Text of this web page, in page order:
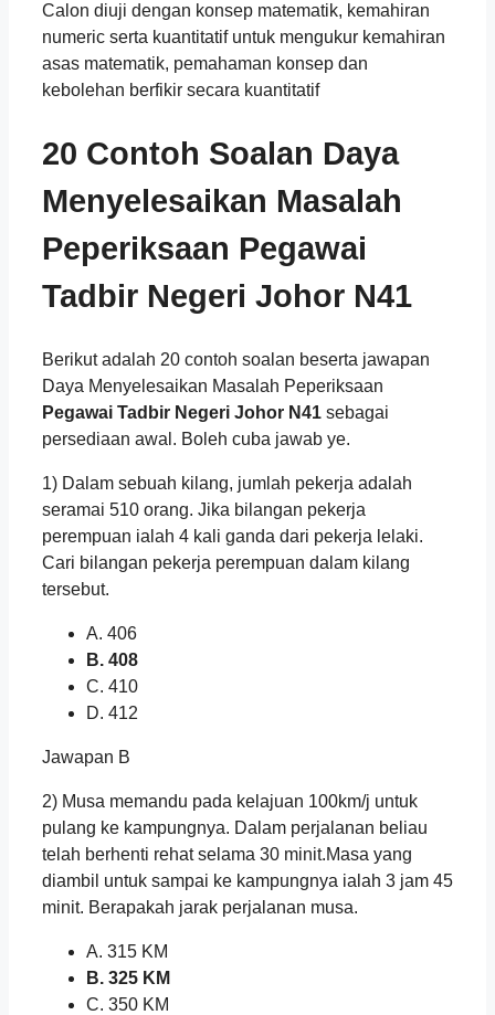
Calon diuji dengan konsep matematik, kemahiran
numeric serta kuantitatif untuk mengukur kemahiran
asas matematik, pemahaman konsep dan
kebolehan berfikir secara kuantitatif
20 Contoh Soalan Daya
Menyelesaikan Masalah
Peperiksaan Pegawai
Tadbir Negeri Johor N41
Berikut adalah 20 contoh soalan beserta jawapan
Daya Menyelesaikan Masalah Peperiksaan
Pegawai Tadbir Negeri Johor N41 sebagai
persediaan awal. Boleh cuba jawab ye.
1) Dalam sebuah kilang, jumlah pekerja adalah
seramai 510 orang. Jika bilangan pekerja
perempuan ialah 4 kali ganda dari pekerja lelaki.
Cari bilangan pekerja perempuan dalam kilang
tersebut.
A. 406
B. 408
C. 410
D. 412
Jawapan B
2) Musa memandu pada kelajuan 100km/j untuk
pulang ke kampungnya. Dalam perjalanan beliau
telah berhenti rehat selama 30 minit.Masa yang
diambil untuk sampai ke kampungnya ialah 3 jam 45
minit. Berapakah jarak perjalanan musa.
A. 315 KM
B. 325 KM
C. 350 KM